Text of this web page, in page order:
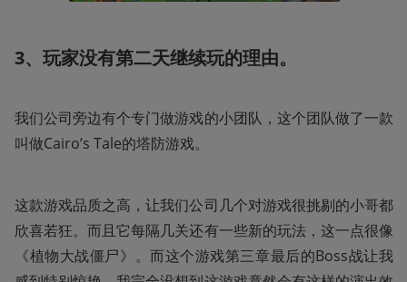
3、玩家没有第二天继续玩的理由。
我们公司旁边有个专门做游戏的小团队，这个团队做了一款
叫做Cairo’s Tale的塔防游戏。
这款游戏品质之高，让我们公司几个对游戏很挑剔的小哥都
欣喜若狂。而且它每隔几关还有一些新的玩法，这一点很像
《植物大战僵尸》。而这个游戏第三章最后的Boss战让我